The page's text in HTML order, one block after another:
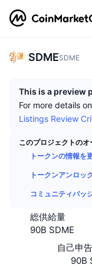
SDMESDME
This is a preview
For more details
Listings Review
このプロジェクトの
トークンの情報を
トークンアンロッ
コミュニティバッ
総供給量
90B SDME
自己申
90B